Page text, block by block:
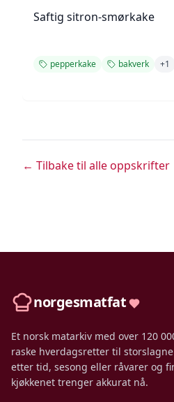
Saftig sitron-smørkake
pepperkake bakverk +1
← Tilbake til alle oppskrifter
norgesmatfat
Et norsk matarkiv med over 120
raske hverdagsretter til
etter tid, sesong eller råvarer og
kjøkkenet trenger akkurat nå.